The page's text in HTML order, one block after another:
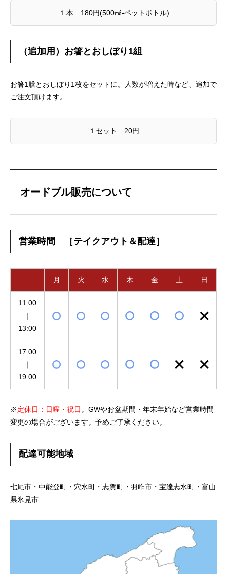
１本 180円(500㎖-ペットボトル)
（追加用）お箸とおしぼり1組
お箸1膳とおしぼり1枚をセットに。人数が増えた時など、追加で
ご注文頂けます。
１セット 20円
オードブル販売について
営業時間 ［テイクアウト＆配達］
月 火 水 木 金 土 日
11:00
｜
13:00
17:00
｜
19:00
※定休日：日曜・祝日 。GWやお盆期間・年末年始など営業時間
変更の場合がございます。予めご了承ください。
配達可能地域
七尾市・中能登町・穴水町・志賀町・羽咋市・宝達志水町・富山
県氷見市